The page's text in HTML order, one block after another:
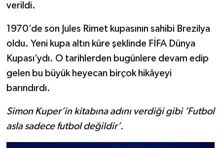
verildi.
1970’de son Jules Rimet kupasının sahibi Brezilya
oldu. Yeni kupa altın küre şeklinde FİFA Dünya
Kupası’ydı. O tarihlerden bugünlere devam edip
gelen bu büyük heyecan birçok hikâyeyi
barındırdı.
Simon Kuper’in kitabına adını verdiği gibi ‘Futbol
asla sadece futbol değildir’.